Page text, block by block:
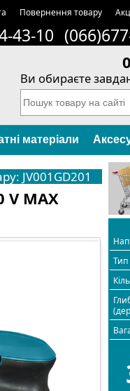
Повернення товару
43-10
Ви обираєте
матеріали
JV001GD201
MAX
Тип